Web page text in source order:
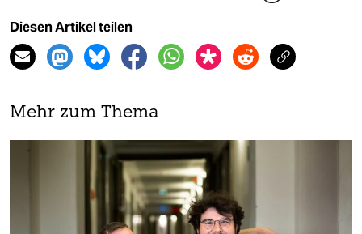
Diesen Artikel teilen
Mehr zum Thema